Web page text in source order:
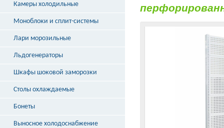
Витрины угловые
Витрины «рыба на льду»
Камеры холодильные
Моноблоки и сплит-системы
Лари морозильные
Льдогенераторы
Шкафы шоковой заморозки
Столы охлаждаемые
Бонеты
Выносное холодоснабжение